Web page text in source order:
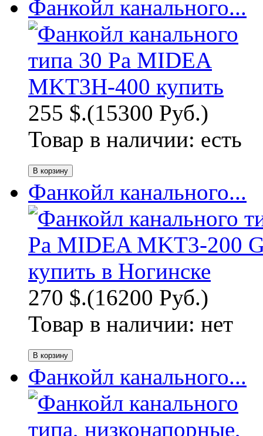
Фанкойл канального...
255 $.(15300 Руб.)
Товар в наличии: есть
Фанкойл канального...
270 $.(16200 Руб.)
Товар в наличии: нет
Фанкойл канального...